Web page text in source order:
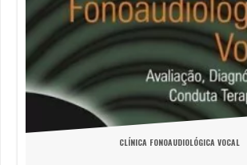
CLÍNICA FONOAUDIOLÓGICA VOCAL